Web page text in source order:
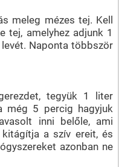
meleg mézes tej. Kell
tej, amelyhez adjunk 1
Naponta többször
tegyük 1 liter
még 5 percig hagyjuk
inni belőle, ami
a szív ereit, és
azonban ne